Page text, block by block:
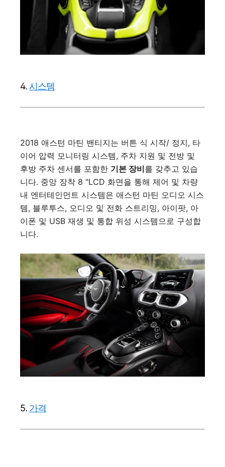
4.시스템
2018 애스턴 마틴 밴티지는 버튼 식 시작/ 정지, 타
이어 압력 모니터링 시스템, 주차 지원 및 전방 및
후방 주차 센서를 포함한 기본 장비를 갖추고 있습
니다. 중앙 장착 8 "LCD 화면을 통해 제어 및 차량
내 엔터테인먼트 시스템은 애스턴 마틴 오디오 시스
템, 블루투스, 오디오 및 전화 스트리밍, 아이팟, 아
이폰 및 USB 재생 및 통합 위성 시스템으로 구성합
니다.
5. 가격